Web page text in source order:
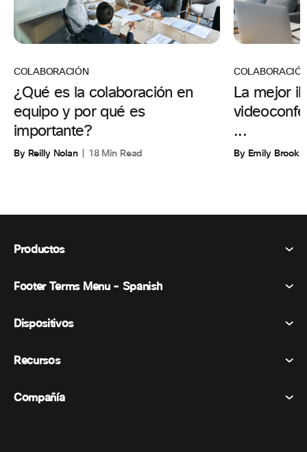
COLABORACIÓN
¿Qué es la colaboración en
equipo y por qué es
importante?
By Reilly Nolan 18 Min Read
La mejor
...
By Emily Brooks
Productos
Webex Suite
Mensajería
Eventos
Footer Terms Menu - Spanish
Términos y condiciones
Marcas comerciales
Dispositivos
Dispositivos de la habitación
Recursos
Precios
Compañía